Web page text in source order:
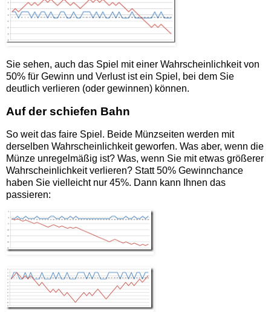
Sie sehen, auch das Spiel mit einer Wahrscheinlichkeit von
50% für Gewinn und Verlust ist ein Spiel, bei dem Sie
deutlich verlieren (oder gewinnen) können.
Auf der schiefen Bahn
So weit das faire Spiel. Beide Münzseiten werden mit
derselben Wahrscheinlichkeit geworfen. Was aber, wenn die
Münze unregelmäßig ist? Was, wenn Sie mit etwas größerer
Wahrscheinlichkeit verlieren? Statt 50% Gewinnchance
haben Sie vielleicht nur 45%. Dann kann Ihnen das
passieren: